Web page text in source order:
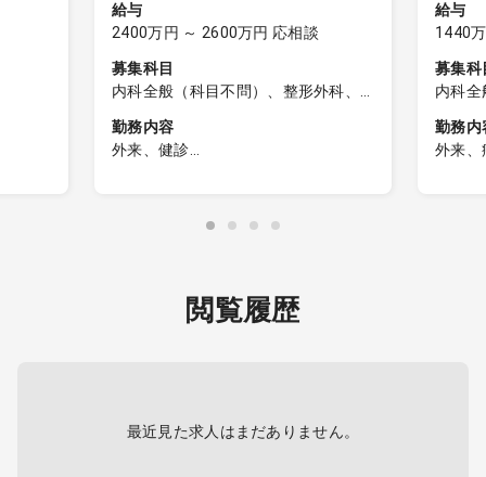
給与
2400万円 ～ 2600万円 応相談
募集科目
内科全般（科目不問）、整形外科、
勤務内容
外来、健診
・一般整形外科疾患の診療
診療方針については、新しく就任い
給与
1440
募集科
内科
科、内
経内科
勤務内
外来、
閲覧履歴
最近見た求人はまだありません。